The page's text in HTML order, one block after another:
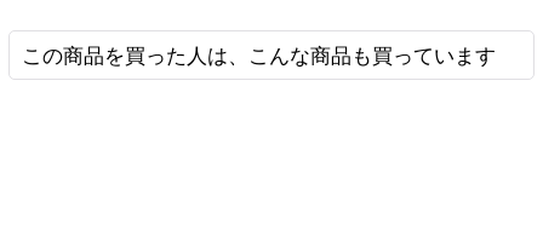
この商品を買った人は、こんな商品も買っています